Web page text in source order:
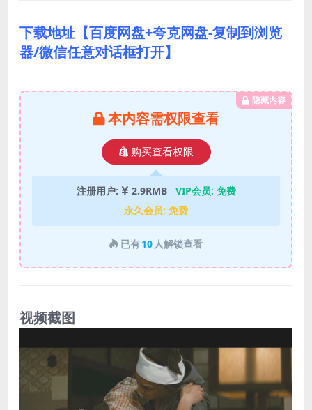
下载地址【百度网盘+夸克网盘-复制到浏览
器/微信任意对话框打开】
隐藏内容
本内容需权限查看
购买查看权限
注册用户: 2.9RMB VIP会员: 免费
永久会员: 免费
已有10 人解锁查看
视频截图